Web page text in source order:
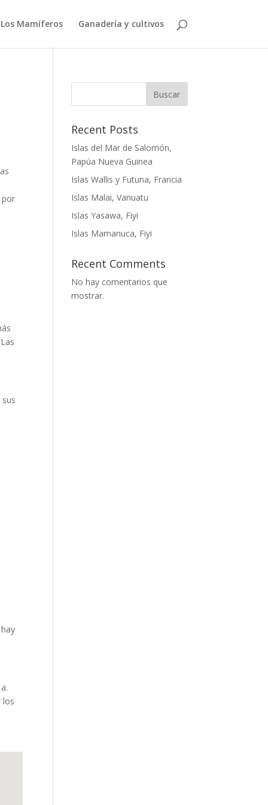
Los Mamíferos Ganadería y cultivos
por
los
Buscar
Recent Posts
Islas del Mar de Salomón,
Papúa Nueva Guinea
Islas Wallis y Futuna, Francia
Islas Malai, Vanuatu
Islas Yasawa, Fiyi
Islas Mamanuca, Fiyi
Recent Comments
No hay comentarios que
mostrar.